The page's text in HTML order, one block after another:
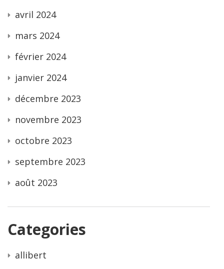
avril 2024
mars 2024
février 2024
janvier 2024
décembre 2023
novembre 2023
octobre 2023
septembre 2023
août 2023
Categories
allibert